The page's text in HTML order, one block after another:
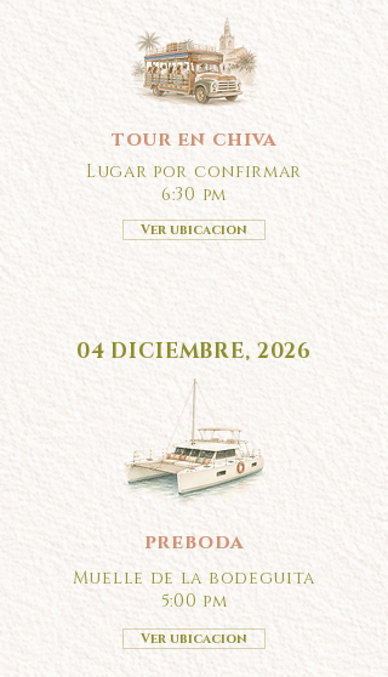
tour en chiva
Lugar por confirmar
6:30 pm
Ver ubicacion
04 DICIEMBRE, 2026
preboda
Muelle de la bodeguita
5:00 pm
Ver ubicacion